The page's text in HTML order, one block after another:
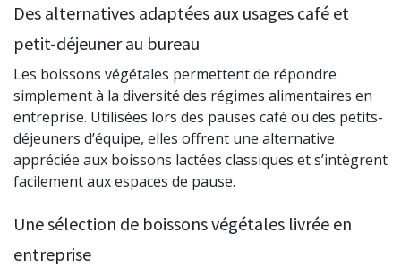
Des alternatives adaptées aux usages café et
petit-déjeuner au bureau
Les boissons végétales permettent de répondre
simplement à la diversité des régimes alimentaires en
entreprise. Utilisées lors des pauses café ou des petits-
déjeuners d’équipe, elles offrent une alternative
appréciée aux boissons lactées classiques et s’intègrent
facilement aux espaces de pause.
Une sélection de boissons végétales livrée en
entreprise